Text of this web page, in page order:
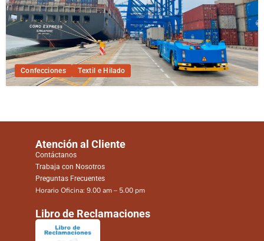
Confecciones Textil e Hilado
Atención al Cliente
Contáctanos
Trabaja con Nosotros
Preguntas Frecuentes
Horario Oficina: 9.00 am – 5.00 pm
Libro de Reclamaciones